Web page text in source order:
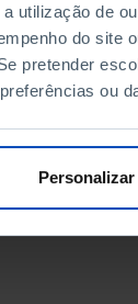
utilização de
do site
pretender
ou
Personalizar
FIM